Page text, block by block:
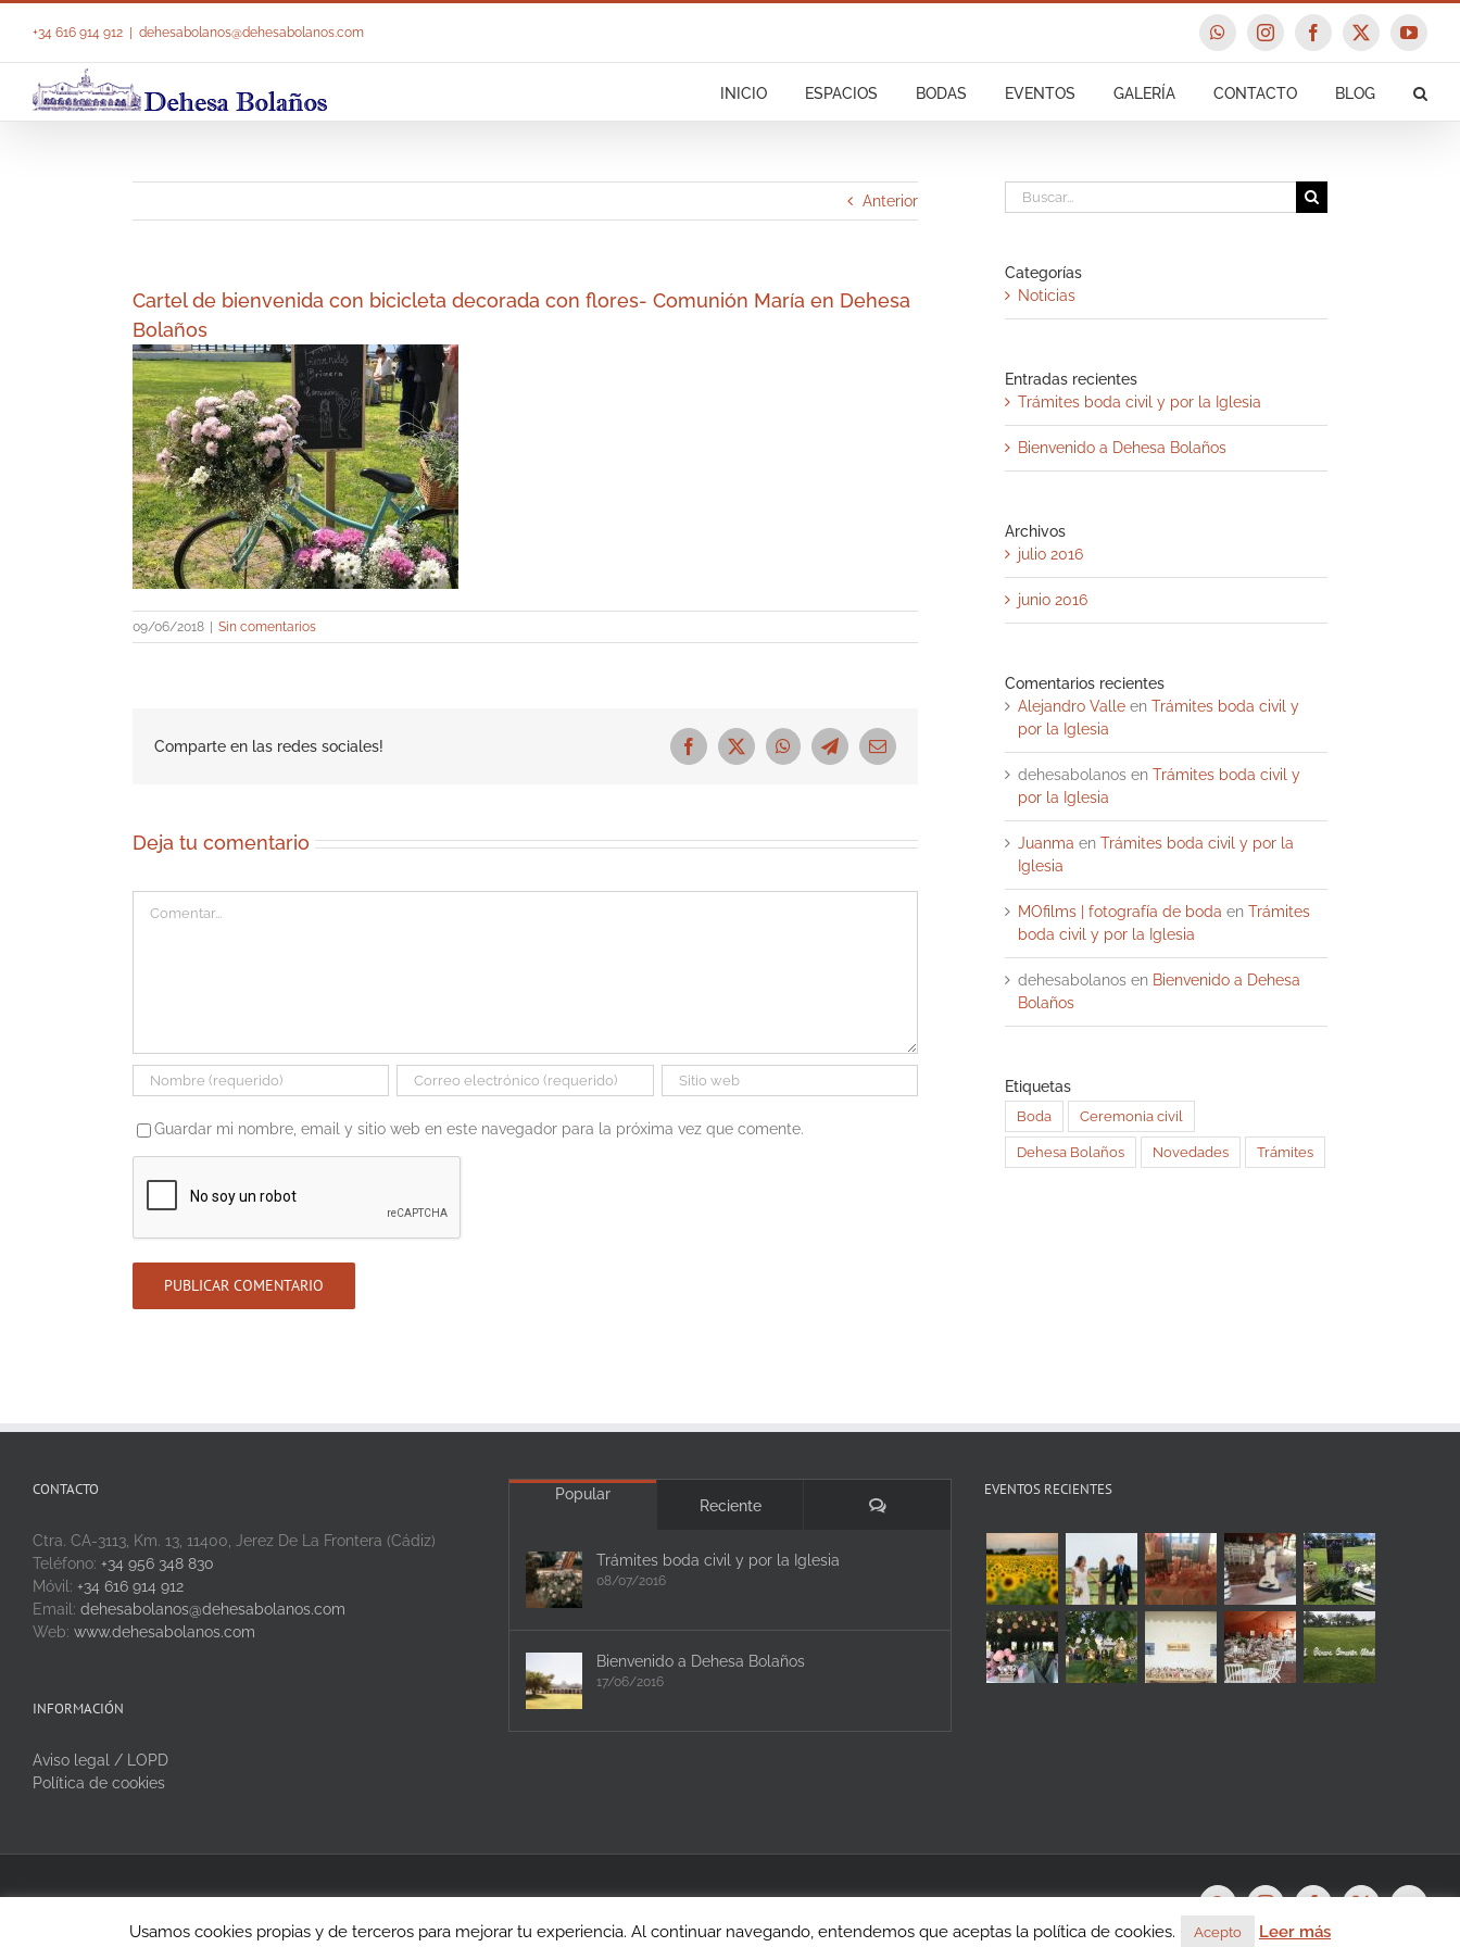
+34 616 914 912 dehesabolanos@dehesabolanos.com WhatsAppInstagramFacebook
X
INICIO ESPACIOS BODAS EVENTOS GALERÍA CONTACTO BLOG
Anterior
Cartel de bienvenida con bicicleta decorada con flores- Comunión María en Dehesa
Bolaños
09/06/2018 Sin comentarios
Comparte en las redes sociales! Facebook
X WhatsAppTelegramCorreo
electrónico
Deja tu comentario
Guardar mi nombre, email y sitio web en este navegador para la próxima vez que comente.
Buscar:
Categorías
Noticias
Entradas recientes
Trámites boda civil y por la Iglesia
Bienvenido a Dehesa Bolaños
Archivos
julio 2016
junio 2016
Comentarios recientes
Alejandro Valle en Trámites boda civil y
por la Iglesia
dehesabolanos en Trámites boda civil y
por la Iglesia
Juanma en Trámites boda civil y por la
Iglesia
MOfilms | fotografía de boda en Trámites
boda civil y por la Iglesia
dehesabolanos en Bienvenido a Dehesa
Bolaños
Etiquetas
Boda Ceremonia civil
Dehesa Bolaños Novedades Trámites
CONTACTO
Ctra. CA-3113, Km. 13, 11400, Jerez De La Frontera (Cádiz)
Teléfono: +34 956 348 830
Móvil: +34 616 914 912
Email: dehesabolanos@dehesabolanos.com
Web: www.dehesabolanos.com
INFORMACIÓN
Aviso legal / LOPD
Política de cookies
Popular
Reciente Comentarios
Trámites boda civil y por la Iglesia
08/07/2016
Bienvenido a Dehesa Bolaños
17/06/2016
EVENTOS RECIENTES
Usamos cookies propias y de terceros para mejorar tu experiencia. Al continuar navegando, entendemos que aceptas la política de cookies. Acepto Leer más